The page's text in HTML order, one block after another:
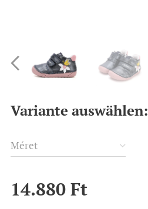
Variante auswählen:
Méret
14.880 Ft